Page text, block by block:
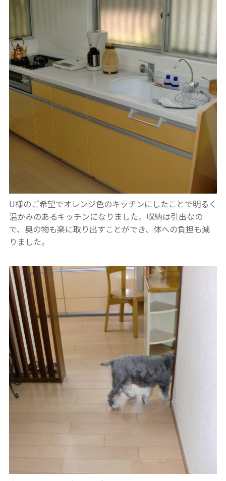
U様のご希望でオレンジ色のキッチンにしたことで明るく
温かみのあるキッチンになりました。 収納は引出なの
で、奥の物も楽に取り出すことができ、体への負担も減
りました。